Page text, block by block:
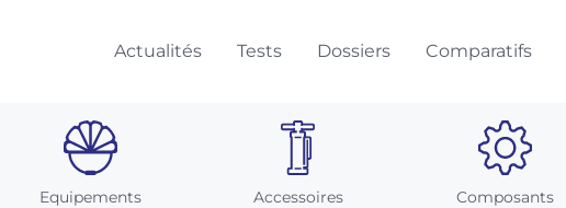
Actualités Tests Dossiers Comparatifs
Equipements Accessoires Composants